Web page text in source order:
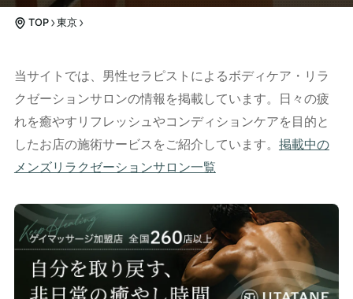
TOP 東京
当サイトでは、男性セラピストによるボディケア・リラ
クゼーションサロンの情報を掲載しています。日々の疲
れを癒やすリフレッシュやコンディションケアを目的と
したお店の施術サービスをご紹介しています。 掲載中の
メンズリラクゼーションサロン一覧